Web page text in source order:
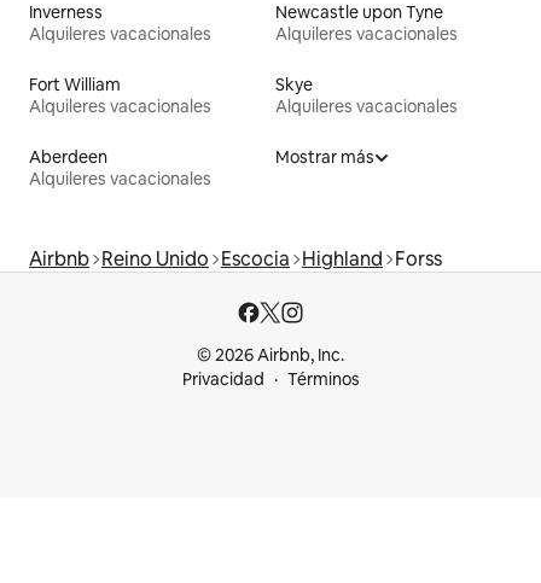
Inverness
Alquileres vacacionales
Newcastle upon Tyne
Alquileres vacacionales
Fort William
Alquileres vacacionales
Skye
Alquileres vacacionales
Aberdeen
Alquileres vacacionales
Mostrar más
Airbnb Reino Unido Escocia Highland Forss
© 2026 Airbnb, Inc.
Privacidad
Términos